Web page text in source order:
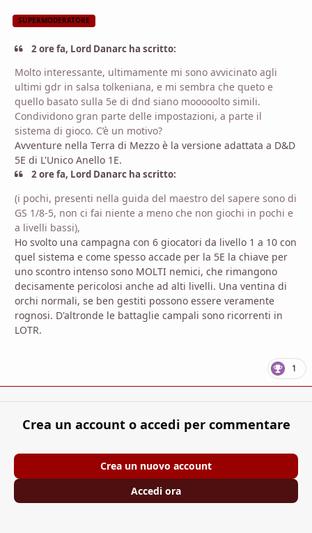
SUPERMODERATORE
2 ore fa, Lord Danarc ha scritto:
Molto interessante, ultimamente mi sono avvicinato agli
ultimi gdr in salsa tolkeniana, e mi sembra che queto e
quello basato sulla 5e di dnd siano mooooolto simili.
Condividono gran parte delle impostazioni, a parte il
sistema di gioco. C’è un motivo?
Avventure nella Terra di Mezzo è la versione adattata a D&D
5E di L'Unico Anello 1E.
2 ore fa, Lord Danarc ha scritto:
(i pochi, presenti nella guida del maestro del sapere sono di
GS 1/8-5, non ci fai niente a meno che non giochi in pochi e
a livelli bassi),
Ho svolto una campagna con 6 giocatori da livello 1 a 10 con
quel sistema e come spesso accade per la 5E la chiave per
uno scontro intenso sono MOLTI nemici, che rimangono
decisamente pericolosi anche ad alti livelli. Una ventina di
orchi normali, se ben gestiti possono essere veramente
rognosi. D'altronde le battaglie campali sono ricorrenti in
LOTR.
1
Crea un account o accedi per commentare
Crea un nuovo account
Accedi ora